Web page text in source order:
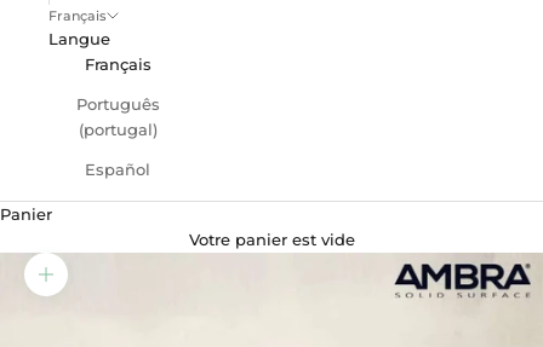
Français
Langue
Français
Português
(portugal)
Español
Panier
Votre panier est vide
Zoomer sur l'image